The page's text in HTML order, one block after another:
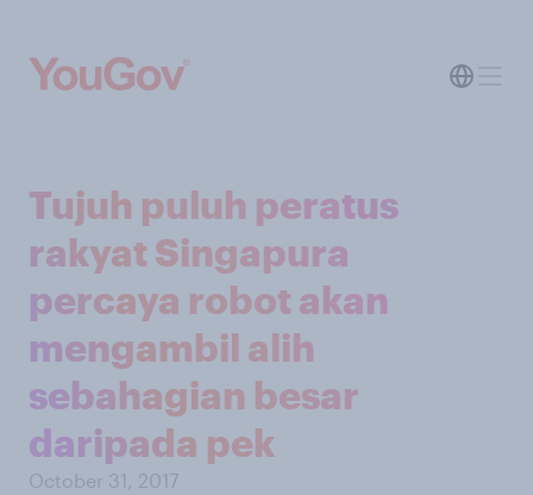
Tujuh puluh peratus
rakyat Singapura
percaya robot akan
mengambil alih
sebahagian besar
daripada pek
October 31, 2017